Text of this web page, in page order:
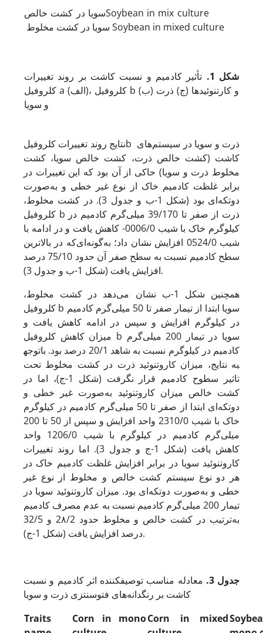
سویا در کشت خالصSoybean in mix culture
سویا در کشت مخلوط Soybean in mixed culture
شکل 1 . تأثیر کادمیم و نسبت کاشت بر روند تغییرات
کلروفیل a (الف)، کلروفیل b (ب) و کارتنوئیدها (ج) ذرت
و سویا
نتایج روند تغییرات کلروفیلb ذرت و سویا در سیستم‌های
کاشت (کشت خالص ذرت، کشت خالص سویا، کشت
مخلوط ذرت و سویا) حاکی از آن بود که این تغییرات در
برابر غلظت کادمیم خاک از نوع غیر‌ خطی و به‌صورت
دوتکه‌ای بود (شکل 1-ب و جدول 3). در کشت مخلوط،
کلروفیل b ذرت از صفر تا 39/170 میلی‌گرم کادمیم در
کیلوگرم خاک با شیب 0006/0- کاهش یافت و در ادامه با
شیب 0524/0 افزایش نشان داد؛ به‌گونه‌ای‌که در بالاترین
سطح کادمیم نسبت به سطح صفر آن حدود 75/10 درصد
افزایش یافت (شکل 1-ب و جدول 3).
همچنین شکل 1-ب نشان می‌دهد در کشت مخلوط،
کلروفیل b سویا ابتدا از تیمار صفر تا 50 میلی‌گرم کادمیم
در کیلوگرم افزایش و سپس در ادامه کاهش یافت و
میزان کاهش کلروفیل b سویا در تیمار 200 میلی‌گرم
کادمیم در کیلوگرم نسبت به شاهد 20/1 درصد بود. با
توجه
به نتایج، میزان کاروتنوئید ذرت در کشت مخلوط تحت
تاثیر سطوح کادمیم قرار نگرفت (شکل 1-ج)، اما در
کشت خالص میزان کاروتنوئید به‌صورت غیر خطی و
دوتکه‌ای ابتدا از صفر تا 50 میلی‌گرم کادمیم در کیلوگرم
خاک با شیب 2310/0 واحد افزایش و سپس از 50 تا 200
میلی‌گرم کادمیم در کیلوگرم با شیب 1206/0 واحد
کاهش یافت (شکل 1-ج و جدول 3). اما روند تغییرات
کاروتنوئید سویا در برابر افزایش غلظت کادمیم خاک در
هر دو نوع سیستم کشت خالص و مخلوط از نوع غیر
‌خطی و به‌صورت دوتکه‌ای بود. میزان کاروتنوئید سویا در
تیمار 200 میلی‌گرم کادمیم نسبت به عدم مصرف کادمیم
به‌ترتیب در کشت خالص و مخلوط حدود 2۸/2 و 32/5
درصد افزایش یافت (شکل 1-ج).
جدول 3 . معادله مناسب توصیف­کننده اثر کادمیم و نسبت
کاشت بر رنگدانه‌های فتوسنتزی ذرت و سویا
Traits
Corn in monoCorn in mixed